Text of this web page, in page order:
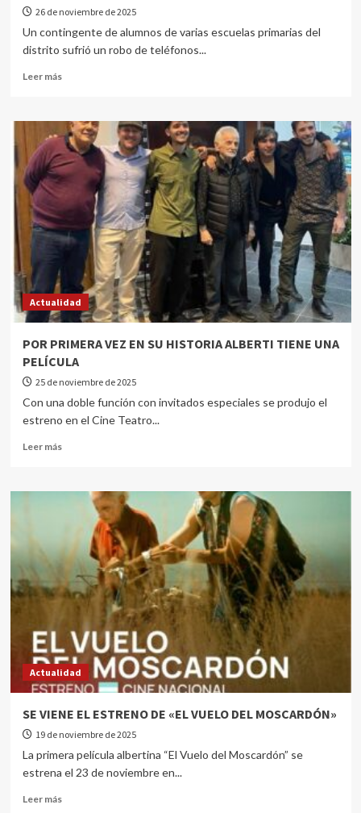
26 de noviembre de 2025
Un contingente de alumnos de varias escuelas primarias del
distrito sufrió un robo de teléfonos...
Leer más
Actualidad
POR PRIMERA VEZ EN SU HISTORIA ALBERTI TIENE UNA
PELÍCULA
25 de noviembre de 2025
Con una doble función con invitados especiales se produjo el
estreno en el Cine Teatro...
Leer más
Actualidad
SE VIENE EL ESTRENO DE «EL VUELO DEL MOSCARDÓN»
19 de noviembre de 2025
La primera película albertina “El Vuelo del Moscardón” se
estrena el 23 de noviembre en...
Leer más